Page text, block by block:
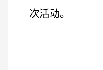
次活动。